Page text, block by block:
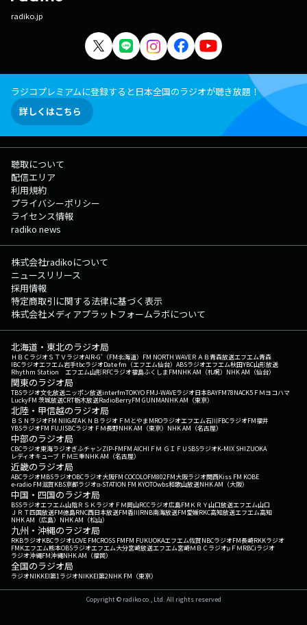
radiko.jp
ラジコプレミアムに登録すると日本全国のラジオが聴き放題！
詳しくはこちら
聴取について
配信エリア
利用規約
プライバシーポリシー
ライセンス情報
radiko news
株式会社radikoについて
ニュースリリース
採用情報
特定商取引に関する法律に基づく表示
株式会社メディアプラットフォームラボについて
北海道・東北のラジオ局
ＨＢＣラジオＳＴＶラジオAIR-G'（FM北海道） FM NORTH WAVEＲＡＢ青森放送エフエム青森
IBCラジオエフエム岩手tbcラジオDate fm（エフエム仙台） ABSラジオエフエム秋田YBC山形放送
Rhythm Station エフエム山形RFCラジオ福島ふくしまFMNHK AM（札幌） NHK AM（仙台）
関東のラジオ局
TBSラジオ文化放送ニッポン放送interfmTOKYO FMJ-WAVEラジオ日本BAYFM78NACK5 ＦＭヨコハマ
LuckyFM 茨城放送CRT栃木放送RadioBerryFM GUNMANHK AM（東京）
北陸・甲信越のラジオ局
ＢＳＮラジオFM NIIGATAＫＮＢラジオ ＦＭとやまMROラジオエフエム石川FBCラジオFM福井
YBSラジオFM FUJISBCラジオ ＦＭ長野NHK AM（東京） NHK AM（名古屋）
中部のラジオ局
CBCラジオ東海ラジオぎふチャンZIP-FMFM AICHI ＦＭ ＧＩＦＵ SBSラジオK-MIX SHIZUOKA
レディオキューブ ＦＭ三重NHK AM（名古屋）
近畿のラジオ局
ABCラジオMBSラジオOBCラジオ大阪FM COCOLOFM802FM大阪ラジオ関西Kiss FM KOBE
e-radio FM滋賀KBS京都ラジオα-STATION FM KYOTOwbs和歌山放送NHK AM（大阪）
中国・四国のラジオ局
BSSラジオエフエム山陰ＲＳＫラジオ ＦＭ岡山RCCラジオ広島FM ＫＲＹ山口放送エフエム山口
ＪＲＴ四国放送FM徳島RNC西日本放送FM香川RNB南海放送FM愛媛RKC高知放送エフエム高知
NHK AM（広島） NHK AM（松山）
九州・沖縄のラジオ局
RKBラジオKBCラジオLOVE FMCROSS FMFM FUKUOKAエフエム佐賀NBCラジオFM長崎RKKラジオ
FMKエフエム熊本OBSラジオエフエム大分宮崎放送エフエム宮崎ＭＢＣラジオμＦＭRBCiラジオ
ラジオ沖縄FM沖縄NHK AM（福岡）
全国のラジオ局
ラジオNIKKEI第1ラジオNIKKEI第2NHK FM（東京）
Copyright © radiko co., Ltd. All rights reserved